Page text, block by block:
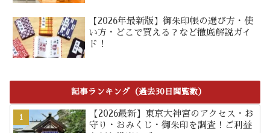
【2026年最新版】御朱印帳の選び方・使
い方・どこで買える？など徹底解説ガイ
ド！
記事ランキング（過去30日閲覧数）
【2026最新】東京大神宮のアクセス・お
守り・おみくじ・御朱印を調査！ご利益